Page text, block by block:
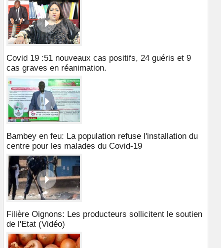
Covid 19 :51 nouveaux cas positifs, 24 guéris et 9
cas graves en réanimation.
Bambey en feu: La population refuse l'installation du
centre pour les malades du Covid-19
Filière Oignons: Les producteurs sollicitent le soutien
de l'Etat (Vidéo)